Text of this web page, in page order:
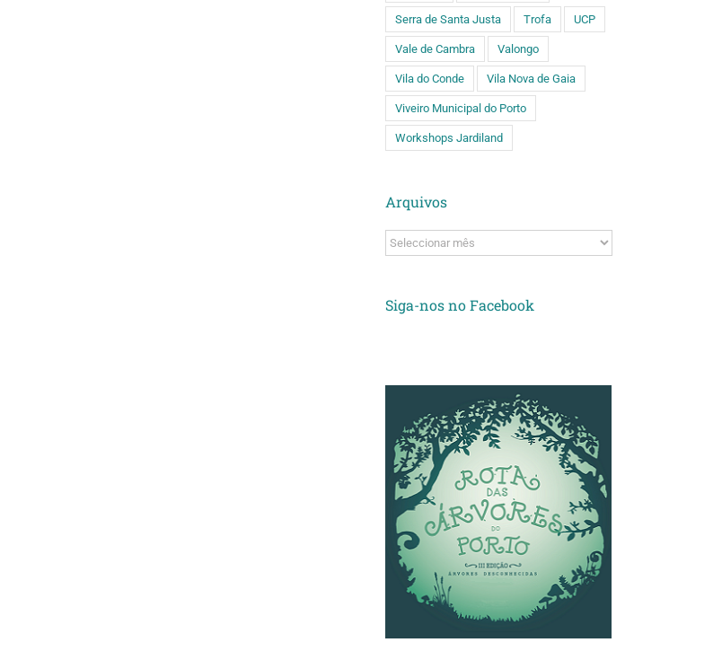
Serra de Santa Justa Trofa UCP
Vale de Cambra Valongo
Vila do Conde Vila Nova de Gaia
Viveiro Municipal do Porto
Workshops Jardiland
Arquivos
Arquivos
Siga-nos no Facebook